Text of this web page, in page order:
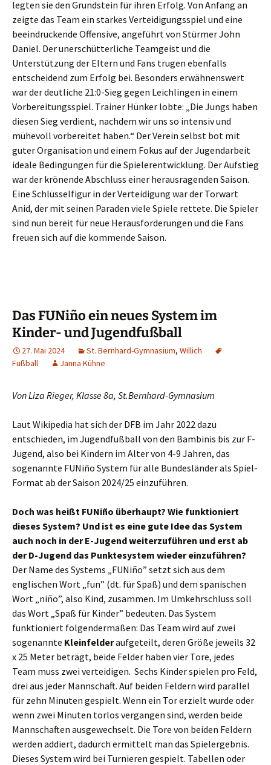
legten sie den Grundstein für ihren Erfolg. Von Anfang an
zeigte das Team ein starkes Verteidigungsspiel und eine
beeindruckende Offensive, angeführt von Stürmer John
Daniel. Der unerschütterliche Teamgeist und die
Unterstützung der Eltern und Fans trugen ebenfalls
entscheidend zum Erfolg bei. Besonders erwähnenswert
war der deutliche 21:0-Sieg gegen Leichlingen in einem
Vorbereitungsspiel. Trainer Hünker lobte: „Die Jungs haben
diesen Sieg verdient, nachdem wir uns so intensiv und
mühevoll vorbereitet haben.“ Der Verein selbst bot mit
guter Organisation und einem Fokus auf der Jugendarbeit
ideale Bedingungen für die Spielerentwicklung. Der Aufstieg
war der krönende Abschluss einer herausragenden Saison.
Eine Schlüsselfigur in der Verteidigung war der Torwart
Anid, der mit seinen Paraden viele Spiele rettete. Die Spieler
sind nun bereit für neue Herausforderungen und die Fans
freuen sich auf die kommende Saison.
Das FUNiño ein neues System im
Kinder- und Jugendfußball
27. Mai 2024 St. Bernhard-Gymnasium, Willich
Fußball
Janna Kühne
Von Liza Rieger, Klasse 8a, St.Bernhard-Gymnasium
Laut Wikipedia hat sich der DFB im Jahr 2022 dazu
entschieden, im Jugendfußball von den Bambinis bis zur F-
Jugend, also bei Kindern im Alter von 4-9 Jahren, das
sogenannte FUNiño System für alle Bundesländer als Spiel-
Format ab der Saison 2024/25 einzuführen.
Doch was heißt FUNiño überhaupt? Wie funktioniert
dieses System? Und ist es eine gute Idee das System
auch noch in der E-Jugend weiterzuführen und erst ab
der D-Jugend das Punktesystem wieder einzuführen?
Der Name des Systems „FUNiño” setzt sich aus dem
englischen Wort „fun” (dt. für Spaß) und dem spanischen
Wort „niño”, also Kind, zusammen. Im Umkehrschluss soll
das Wort „Spaß für Kinder” bedeuten. Das System
funktioniert folgendermaßen: Das Team wird auf zwei
sogenannte Kleinfelderaufgeteilt, deren Größe jeweils 32
x 25 Meter beträgt, beide Felder haben vier Tore, jedes
Team muss zwei verteidigen. Sechs Kinder spielen pro Feld,
drei aus jeder Mannschaft. Auf beiden Feldern wird parallel
für zehn Minuten gespielt. Wenn ein Tor erzielt wurde oder
wenn zwei Minuten torlos vergangen sind, werden beide
Mannschaften ausgewechselt. Die Tore von beiden Feldern
werden addiert, dadurch ermittelt man das Spielergebnis.
Dieses System wird bei Turnieren gespielt. Tabellen oder